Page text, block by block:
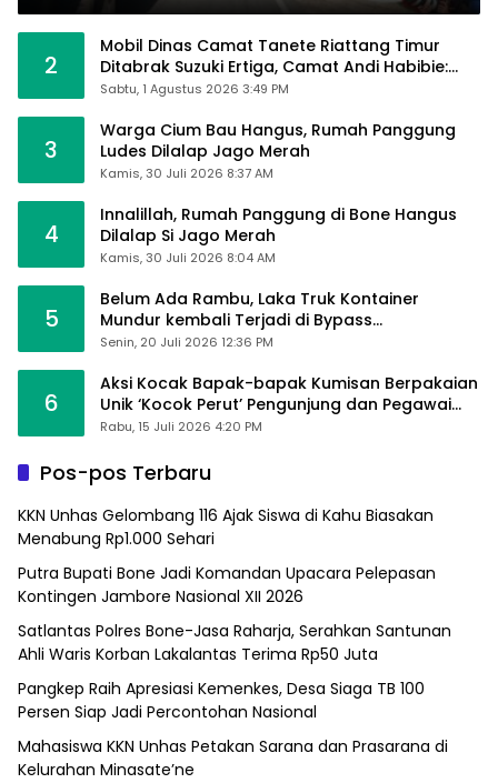
2
Mobil Dinas Camat Tanete Riattang Timur
Ditabrak Suzuki Ertiga, Camat Andi Habibie:
Alhamdulillah Saya Baik-Baik Saja
Sabtu, 1 Agustus 2026 3:49 PM
3
Warga Cium Bau Hangus, Rumah Panggung
Ludes Dilalap Jago Merah
Kamis, 30 Juli 2026 8:37 AM
4
Innalillah, Rumah Panggung di Bone Hangus
Dilalap Si Jago Merah
Kamis, 30 Juli 2026 8:04 AM
5
Belum Ada Rambu, Laka Truk Kontainer
Mundur kembali Terjadi di Bypass
Sumpallabbu
Senin, 20 Juli 2026 12:36 PM
6
Aksi Kocak Bapak-bapak Kumisan Berpakaian
Unik ‘Kocok Perut’ Pengunjung dan Pegawai
Alfamart, Ngaku Aktifkan Layar Sentuh Atm
Rabu, 15 Juli 2026 4:20 PM
Pos-pos Terbaru
KKN Unhas Gelombang 116 Ajak Siswa di Kahu Biasakan
Menabung Rp1.000 Sehari
Putra Bupati Bone Jadi Komandan Upacara Pelepasan
Kontingen Jambore Nasional XII 2026
Satlantas Polres Bone-Jasa Raharja, Serahkan Santunan
Ahli Waris Korban Lakalantas Terima Rp50 Juta
Pangkep Raih Apresiasi Kemenkes, Desa Siaga TB 100
Persen Siap Jadi Percontohan Nasional
Mahasiswa KKN Unhas Petakan Sarana dan Prasarana di
Kelurahan Minasate’ne